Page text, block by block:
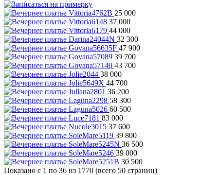
25 000
37 000
44 000
32 300
47 900
39 700
43 700
38 000
44 700
36 200
58 300
60 500
83 000
37 600
39 800
36 500
39 000
30 500
Показано с 1 по 36 из 1770 (всего 50 страниц)